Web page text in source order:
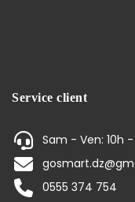
Service client
Sam - Ven: 10h -
0555 374 754